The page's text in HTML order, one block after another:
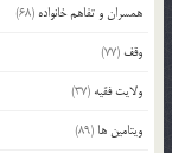
همسران و تفاهم خانواده (68)
وقف (77)
ولایت فقیه (37)
ویتامین ها (89)